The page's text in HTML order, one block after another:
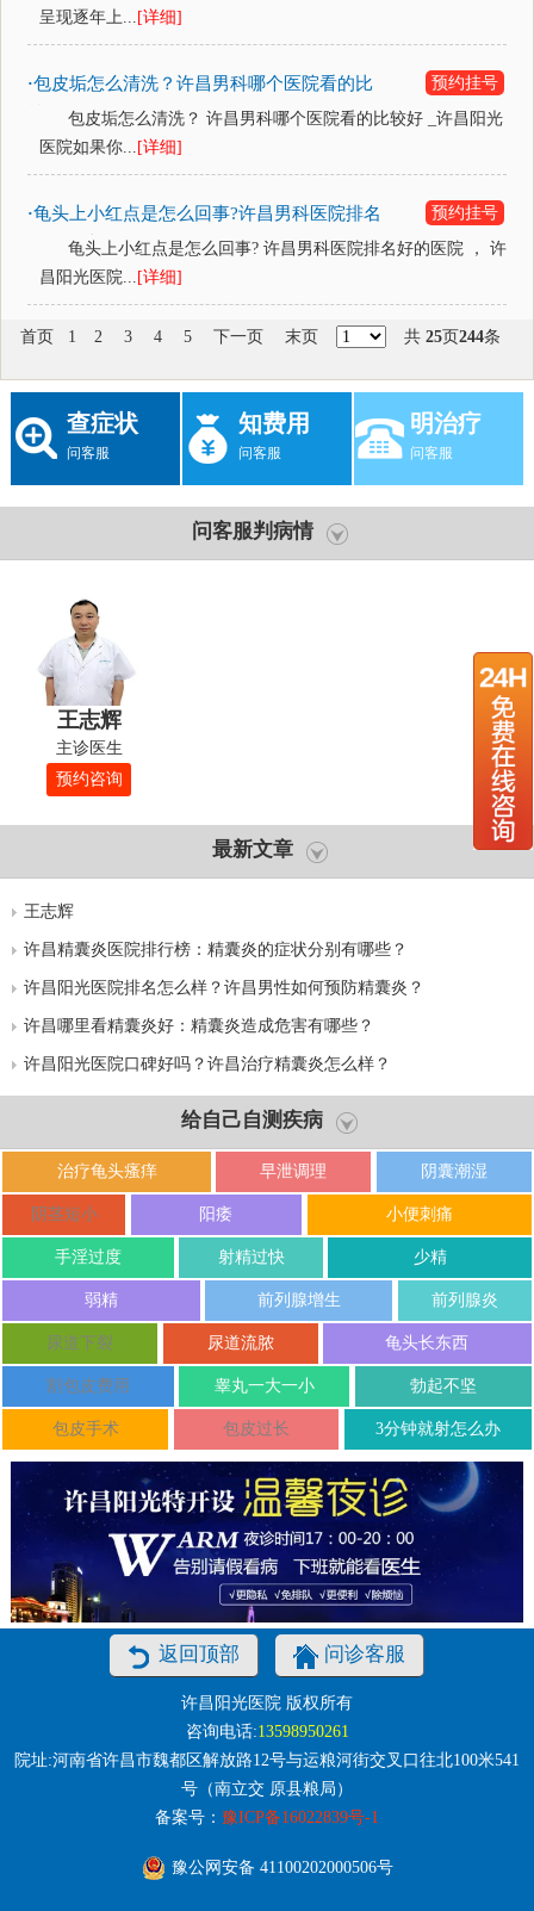
呈现逐年上... [详细]
·包皮垢怎么清洗？许昌男科哪个医院看的比
预约挂号
包皮垢怎么清洗？ 许昌男科哪个医院看的比较好 _许昌阳光
医院如果你... [详细]
·龟头上小红点是怎么回事?许昌男科医院排名
好的医院
预约挂号
龟头上小红点是怎么回事? 许昌男科医院排名好的医院 ， 许
昌阳光医院... [详细]
首页 1 2 3 4 5 下一页 末页 共 25页244条
查症状
问客服
知费用
问客服
明治疗
问客服
问客服判病情
王志辉
主诊医生
预约咨询
最新文章
王志辉
许昌精囊炎医院排行榜：精囊炎的症状分别有哪些？
许昌阳光医院排名怎么样？许昌男性如何预防精囊炎？
许昌哪里看精囊炎好：精囊炎造成危害有哪些？
许昌阳光医院口碑好吗？许昌治疗精囊炎怎么样？
给自己自测疾病
治疗龟头瘙痒 早泄调理 阴囊潮湿
阴茎短小 阳痿 小便刺痛
手淫过度 射精过快 少精
弱精 前列腺增生 前列腺炎
尿道下裂 尿道流脓 龟头长东西
割包皮费用 睾丸一大一小 勃起不坚
包皮手术 包皮过长 3分钟就射怎么办
返回顶部 问诊客服
许昌阳光医院 版权所有
咨询电话:13598950261
院址:河南省许昌市魏都区解放路12号与运粮河街交叉口往北100米541
号（南立交 原县粮局）
备案号： 豫ICP备16022839号-1
豫公网安备 41100202000506号